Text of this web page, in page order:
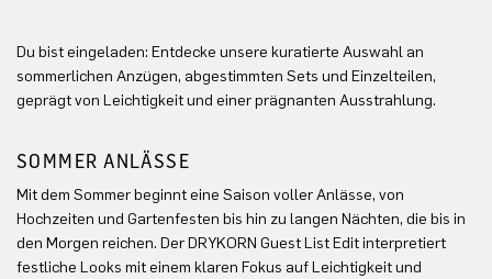
Du bist eingeladen: Entdecke unsere kuratierte Auswahl an
sommerlichen Anzügen, abgestimmten Sets und Einzelteilen,
geprägt von Leichtigkeit und einer prägnanten Ausstrahlung.
SOMMER ANLÄSSE
Mit dem Sommer beginnt eine Saison voller Anlässe, von
Hochzeiten und Gartenfesten bis hin zu langen Nächten, die bis in
den Morgen reichen. Der DRYKORN Guest List Edit interpretiert
festliche Looks mit einem klaren Fokus auf Leichtigkeit und